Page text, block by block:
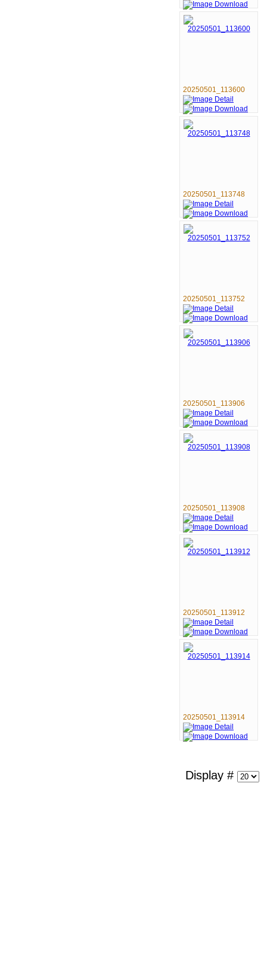
20250501_113600
20250501_113748
20250501_113752
20250501_113906
20250501_113908
20250501_113912
20250501_113914
Display #